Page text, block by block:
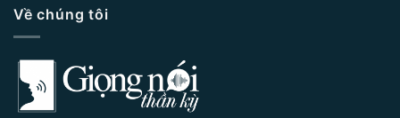
Về chúng tôi